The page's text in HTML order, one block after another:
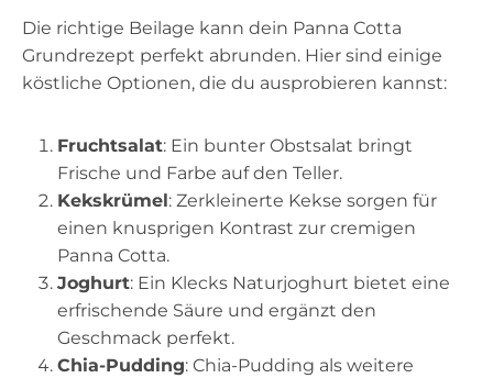
Die richtige Beilage kann dein Panna Cotta
Grundrezept perfekt abrunden. Hier sind einige
köstliche Optionen, die du ausprobieren kannst:
Fruchtsalat: Ein bunter Obstsalat bringt
Frische und Farbe auf den Teller.
Kekskrümel: Zerkleinerte Kekse sorgen für
einen knusprigen Kontrast zur cremigen
Panna Cotta.
Joghurt: Ein Klecks Naturjoghurt bietet eine
erfrischende Säure und ergänzt den
Geschmack perfekt.
Chia-Pudding: Chia-Pudding als weitere